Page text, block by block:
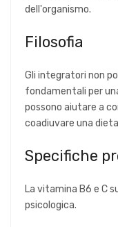
dell'organismo.
Filosofia
Gli integratori non
fondamentali per
possono aiutare a
coadiuvare una
Specifiche
La vitamina B6 e C
psicologica.